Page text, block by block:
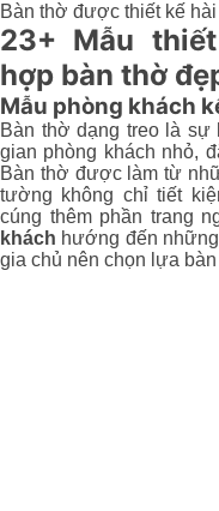
Bàn thờ được thiết kế
23+ Mẫu
hợp bàn thờ
Mẫu phòng khách
Bàn thờ dạng treo là
gian phòng khách nhỏ,
Bàn thờ được làm từ
tường không chỉ tiết
cúng thêm phần trang
khách hướng đến
gia chủ nên chọn lựa